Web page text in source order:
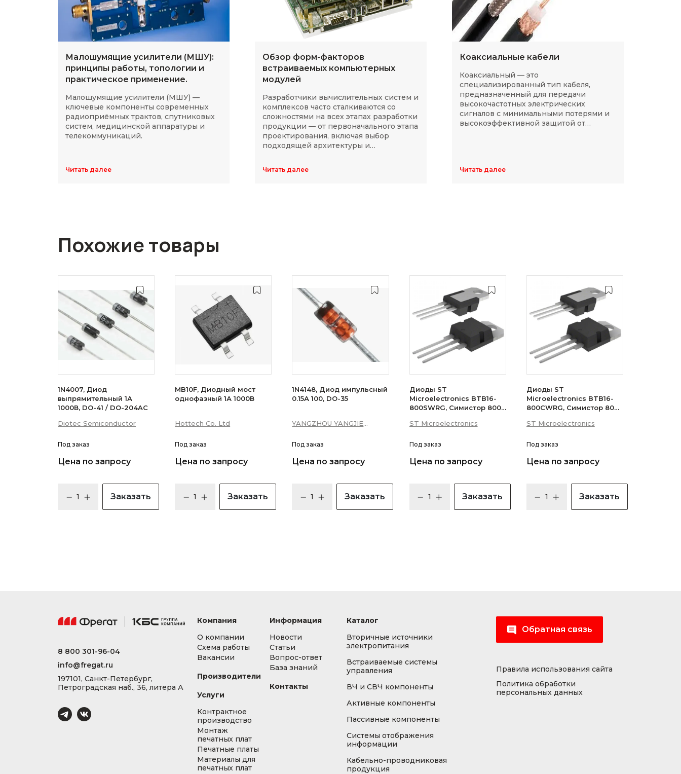
Малошумящие усилители (МШУ):
принципы работы, топологии и
практическое применение.
Малошумящие усилители (МШУ) —
ключевые компоненты современных
радиоприёмных трактов, спутниковых
систем, медицинской аппаратуры и
телекоммуникаций.
Читать далее
Обзор форм-факторов
встраиваемых компьютерных
модулей
Разработчики вычислительных систем и
комплексов часто сталкиваются со
сложностями на всех этапах разработки
продукции — от первоначального этапа
проектирования, включая выбор
подходящей архитектуры и
длительного массового производства.
Читать далее
Коаксиальные кабели
Коаксиальный — это
специализированный тип кабеля,
предназначенный для передачи
высокочастотных электрических
сигналов с минимальными потерями и
высокоэффективной защитой от
Читать далее
Похожие товары
1N4007, Диод
выпрямительный 1А
1000В, DO-41 / DO-204AC
Diotec Semiconductor
Под заказ
Цена по запросу
Заказать
MB10F, Диодный мост
однофазный 1А 1000В
Hottech Co. Ltd
Под заказ
Цена по запросу
Заказать
1N4148, Диод импульсный
0.15А 100, DO-35
YANGZHOU YANGJIE
Под заказ
Цена по запросу
Заказать
Диоды ST
Microelectronics BTB16-
800SWRG, Симистор 800В
уровень)
ST Microelectronics
Под заказ
Цена по запросу
Заказать
Диоды ST
Microelectronics BTB16-
800CWRG, Симистор 800В
(бесснабберный)
ST Microelectronics
Под заказ
Цена по запросу
Заказать
8 800 301-96-04
info@fregat.ru
197101, Санкт-Петербург,
Петроградская наб., 36, литера А
Компания
О компании
Схема работы
Вакансии
Производители
Услуги
Контрактное
производство
Монтаж
печатных плат
Печатные платы
Материалы для
печатных плат
Информация
Новости
Статьи
Вопрос-ответ
База знаний
Контакты
Каталог
Вторичные источники
электропитания
Встраиваемые системы
управления
ВЧ и СВЧ компоненты
Активные компоненты
Пассивные компоненты
Системы отображения
информации
Кабельно-проводниковая
продукция
Обратная связь
Правила использования сайта
Политика обработки
персональных данных